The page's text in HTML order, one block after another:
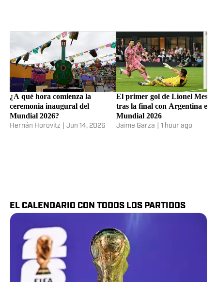
¿A qué hora comienza la
ceremonia inaugural del
Mundial 2026?
Hernán Horovitz Jun 14, 2026
El primer gol de Lionel Messi
tras la final con Argentina en
Mundial 2026
Jaime Garza 1 hour ago
EL CALENDARIO CON TODOS LOS PARTIDOS